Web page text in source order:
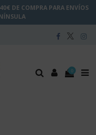
DE COMPRA PARA ENVÍOS
0